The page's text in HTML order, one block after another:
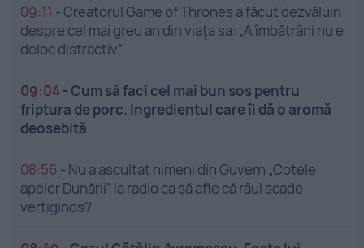
09:11 -Creatorul Game of Thrones a făcut dezvăluiri
despre cel mai greu an din viața sa: „A îmbătrâni nu e
deloc distractiv”
09:04-Cum să faci cel mai bun sos pentru
friptura de porc. Ingredientul care îi dă o aromă
deosebită
08:56 - Nu a ascultat nimeni din Guvern „Cotele
apelor Dunării” la radio ca să afle că râul scade
vertiginos?